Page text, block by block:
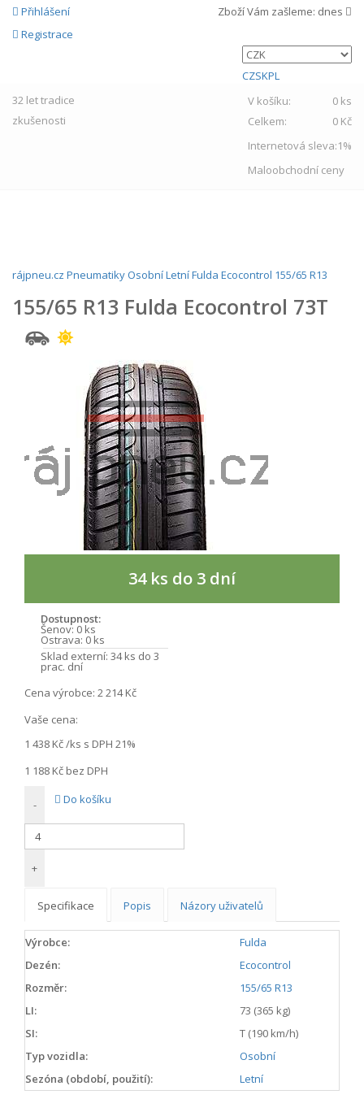
Přihlášení
Registrace
Zboží Vám zašleme: dnes
CZSKPL
32 lettradice
zkušenosti
V košíku:
0 ks
Celkem:
0 Kč
Internetová sleva:1%
Maloobchodní ceny
rájpneu.cz PneumatikyOsobníLetníFulda Ecocontrol 155/65 R13
155/65 R13 Fulda Ecocontrol 73T
34 ks do 3 dní
Dostupnost:
Šenov: 0 ks
Ostrava: 0 ks
Sklad externí: 34 ks do 3
prac. dní
Cena výrobce: 2 214 Kč
Vaše cena:
1 438 Kč/ks s DPH 21%
1 188 Kč bez DPH
-
+
Do košíku
Specifikace Popis Názory uživatelů
Výrobce:
Fulda
Dezén:
Ecocontrol
Rozměr:
155/65 R13
LI:
73 (365 kg)
SI:
T (190 km/h)
Typ vozidla:
Osobní
Sezóna (období, použití):
Letní